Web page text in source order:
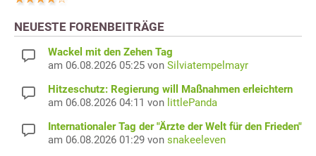
NEUESTE FORENBEITRÄGE
Wackel mit den Zehen Tag
am 06.08.2026 05:25 von Silviatempelmayr
Hitzeschutz: Regierung will Maßnahmen erleichtern
am 06.08.2026 04:11 von littlePanda
Internationaler Tag der "Ärzte der Welt für den Frieden"
am 06.08.2026 01:29 von snakeeleven